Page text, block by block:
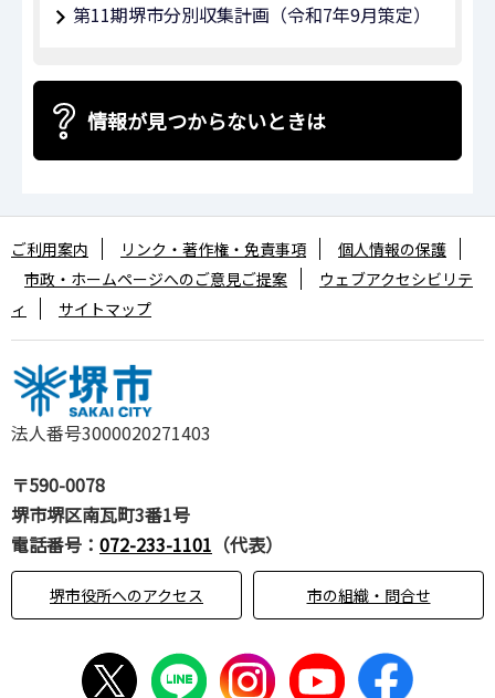
第11期堺市分別収集計画（令和7年9月策定）
情報が見つからないときは
法人番号3000020271403
〒590-0078
堺市堺区南瓦町3番1号
電話番号： 072-233-1101 （代表）
堺市役所へのアクセス 市の組織・問合せ
ご利用案内 リンク・著作権・免責事項
個人情報の保護
市政・ホームページへのご意見ご提案
ウェブアクセシビリテ
ィ
サイトマップ